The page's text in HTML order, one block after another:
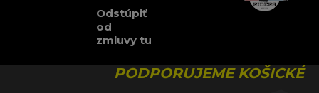
Odstúpiť
od
zmluvy tu
PODPORUJEME KOŠICKÉ